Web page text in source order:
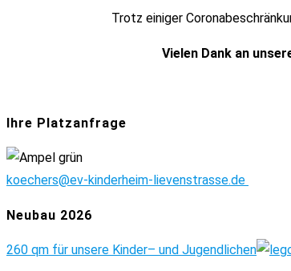
Trotz einiger
Vielen Dank an
Ihre Platzanfrage
koechers@ev-kinderheim-lievenstrasse.de
Neubau 2026
260 qm für unsere Kinder– und Jugendlichen